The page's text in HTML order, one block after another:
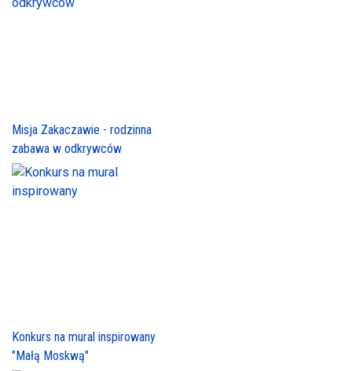
Misja Zakaczawie - rodzinna
zabawa w odkrywców
Konkurs na mural inspirowany
"Małą Moskwą"